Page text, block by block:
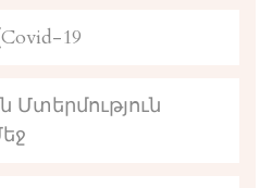
19
Մտերմություն